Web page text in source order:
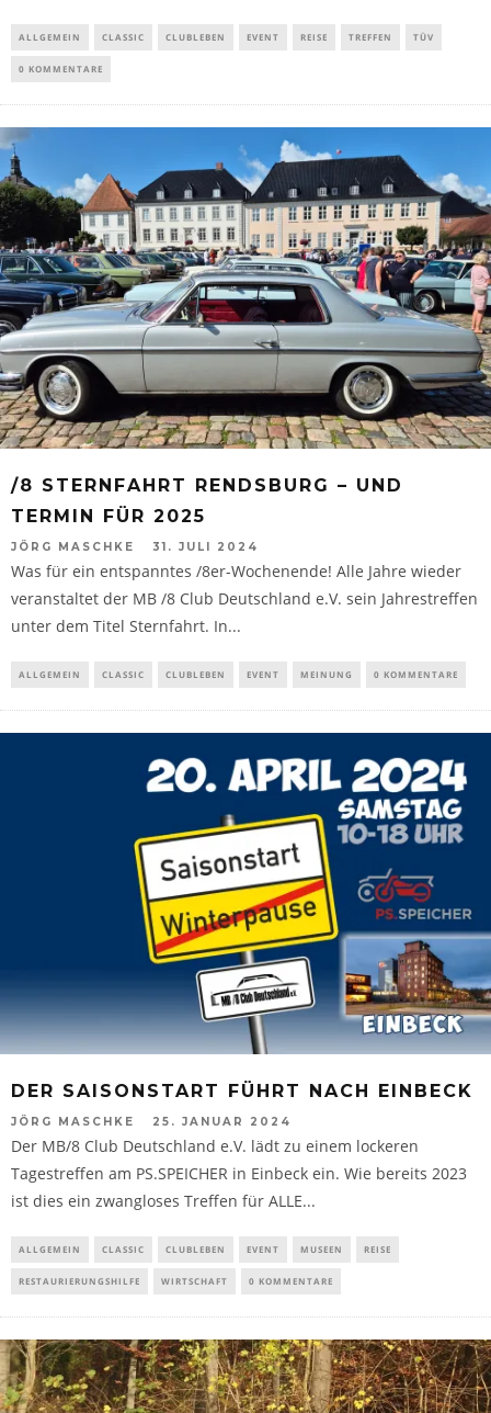
ALLGEMEIN CLASSIC CLUBLEBEN EVENT REISE TREFFEN TÜV
0 KOMMENTARE
/8 STERNFAHRT RENDSBURG – UND
TERMIN FÜR 2025
JÖRG MASCHKE 31. JULI 2024
Was für ein entspanntes /8er-Wochenende! Alle Jahre wieder
veranstaltet der MB /8 Club Deutschland e.V. sein Jahrestreffen
unter dem Titel Sternfahrt. In...
ALLGEMEIN CLASSIC CLUBLEBEN EVENT MEINUNG 0 KOMMENTARE
DER SAISONSTART FÜHRT NACH EINBECK
JÖRG MASCHKE 25. JANUAR 2024
Der MB/8 Club Deutschland e.V. lädt zu einem lockeren
Tagestreffen am PS.SPEICHER in Einbeck ein. Wie bereits 2023
ist dies ein zwangloses Treffen für ALLE...
ALLGEMEIN CLASSIC CLUBLEBEN EVENT MUSEEN REISE
RESTAURIERUNGSHILFE WIRTSCHAFT 0 KOMMENTARE